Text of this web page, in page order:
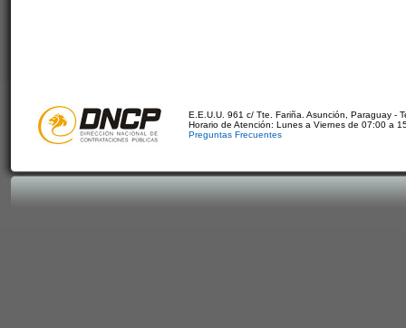
E.E.U.U. 961 c/ Tte. Fariña. Asunción, Paraguay -
Horario de Atención: Lunes a Viernes de 07:00 a
Preguntas Frecuentes